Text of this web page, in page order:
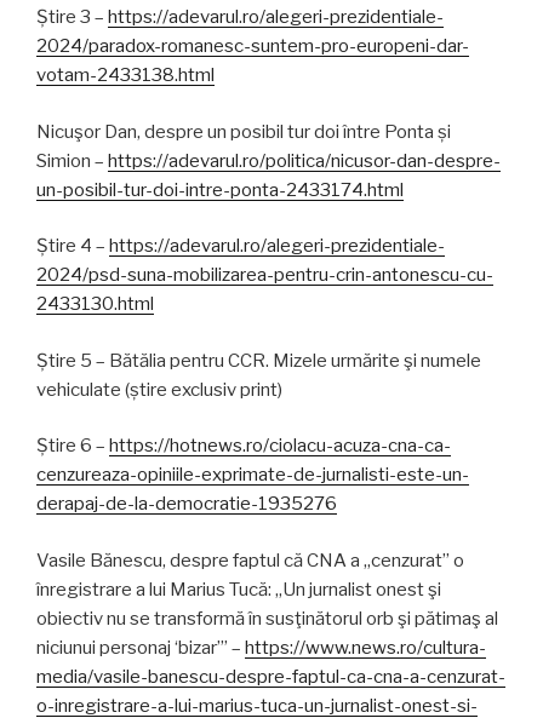
Știre 3 – https://adevarul.ro/alegeri-prezidentiale-
2024/paradox-romanesc-suntem-pro-europeni-dar-
votam-2433138.html
Nicuşor Dan, despre un posibil tur doi între Ponta și
Simion – https://adevarul.ro/politica/nicusor-dan-despre-
un-posibil-tur-doi-intre-ponta-2433174.html
Știre 4 – https://adevarul.ro/alegeri-prezidentiale-
2024/psd-suna-mobilizarea-pentru-crin-antonescu-cu-
2433130.html
Știre 5 – Bătălia pentru CCR. Mizele urmărite şi numele
vehiculate (știre exclusiv print)
Știre 6 – https://hotnews.ro/ciolacu-acuza-cna-ca-
cenzureaza-opiniile-exprimate-de-jurnalisti-este-un-
derapaj-de-la-democratie-1935276
Vasile Bănescu, despre faptul că CNA a „cenzurat” o
înregistrare a lui Marius Tucă: „Un jurnalist onest şi
obiectiv nu se transformă în susţinătorul orb şi pătimaş al
niciunui personaj ‘bizar’” – https://www.news.ro/cultura-
media/vasile-banescu-despre-faptul-ca-cna-a-cenzurat-
o-inregistrare-a-lui-marius-tuca-un-jurnalist-onest-si-